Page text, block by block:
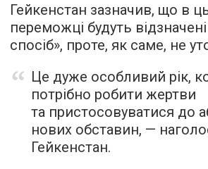
Гейкенстан зазначив, що в
переможці будуть
спосіб», проте, як саме, не
Це дуже особливий рік,
потрібно робити жертви
та пристосовуватися до
нових обставин, —
Гейкенстан.